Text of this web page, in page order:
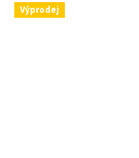
Výprodej